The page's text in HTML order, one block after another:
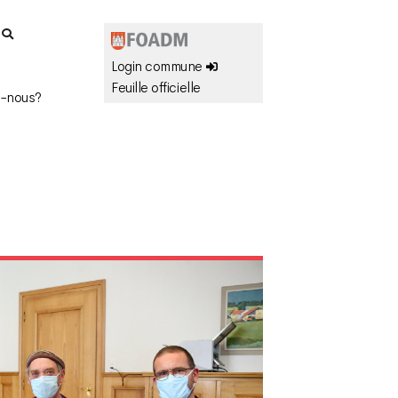
nous?
Login commune
Feuille officielle